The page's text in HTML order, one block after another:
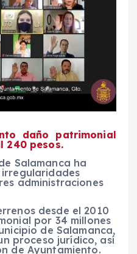
daño patrimonial
240 pesos.
Salamanca ha
administraciones
desde el 2010
por 34 millones
de Salamanca,
proceso jurídico, así
de Ayuntamiento.